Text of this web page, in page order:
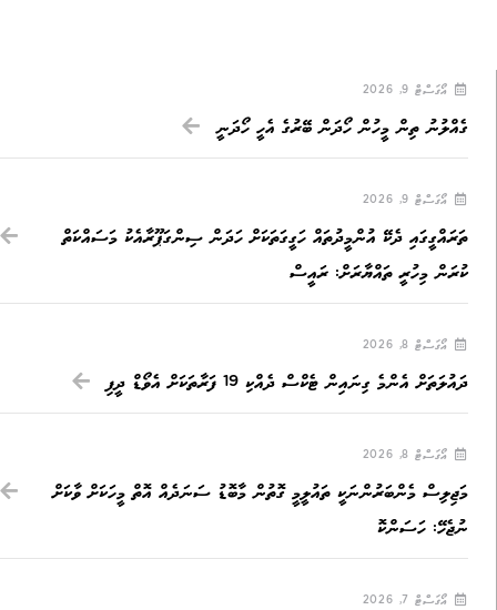
އޯގަސްޓް 9, 2026
ގެއްލުނު ތިން މީހުން ހޯދަން ބޭރުގެ އެހީ ހޯދަނީ
އޯގަސްޓް 9, 2026
ތަރައްގީގައި ދެކޭ އުންމީދުތައް ހަގީގަތަކަށް ހަދަން ސިންގަޕޫރާއެކު މަސައްކަތް
ކުރަން މިހުރީ ތައްޔާރަށް: ރައީސް
އޯގަސްޓް 8, 2026
ދައުލަތަށް އެންމެ ގިނައިން ޓެކްސް ދެއްކި 19 ފަރާތަކަށް އެވޯޑް ދީފި
އޯގަސްޓް 8, 2026
މަޖިލިސް މެންބަރުންނަކީ ތައުލީމީ ގޮތުން މާބޮޑު ސަނަދެއް އޮތް މީހަކަށް ވާކަށް
ނުޖެހޭ: ހަސަންކޮ
އޯގަސްޓް 7, 2026